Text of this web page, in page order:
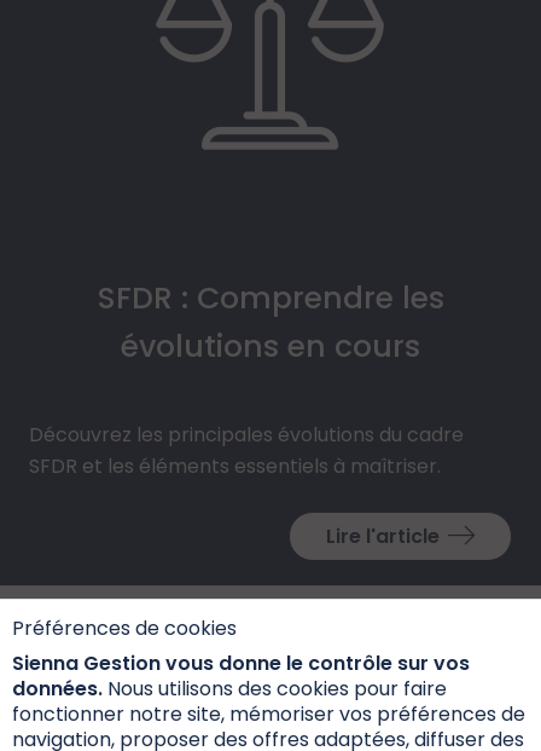
Préférences de cookies
Sienna Gestion vous donne le contrôle sur vos
données. Nous utilisons des cookies pour faire
fonctionner notre site, mémoriser vos préférences de
navigation, proposer des offres adaptées, diffuser des
SFDR : Comprendre les
évolutions en cours
Découvrez les principales évolutions du cadre
SFDR et les éléments essentiels à maîtriser.
Lire l'article